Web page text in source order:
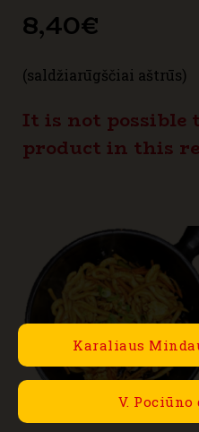
Karaliaus
V.
8,40€
(saldžiarūgščiai aštrūs)
It is not possible
product in this